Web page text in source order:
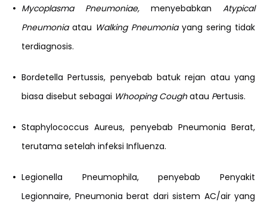
• Mycoplasma Pneumoniae, menyebabkan Atypical
Pneumoniaatau Walking Pneumoniayang sering tidak
terdiagnosis.
• Bordetella Pertussis, penyebab batuk rejan atau yang
biasa disebut sebagai Whooping Coughatau Pertusis.
• Staphylococcus Aureus, penyebab Pneumonia Berat,
terutama setelah infeksi Influenza.
• Legionella Pneumophila, penyebab Penyakit
Legionnaire, Pneumonia berat dari sistem AC/air yang